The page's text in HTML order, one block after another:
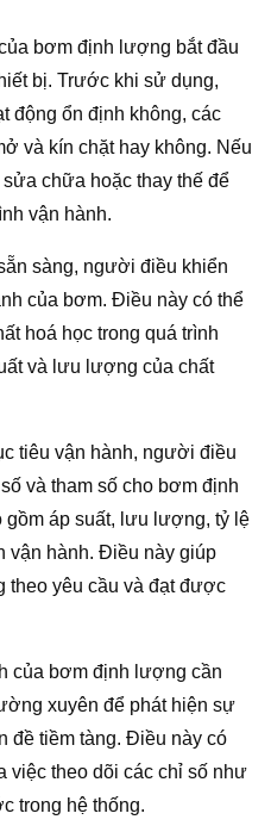
bơm định lượng bắt đầu
bị. Trước khi sử dụng,
động ổn định không, các
và kín chặt hay không. Nếu
chữa hoặc thay thế để
vận hành.
sàng, người điều khiển
của bơm. Điều này có thể
hoá học trong quá trình
và lưu lượng của chất
tiêu vận hành, người điều
và tham số cho bơm định
gồm áp suất, lưu lượng, tỷ lệ
vận hành. Điều này giúp
theo yêu cầu và đạt được
của bơm định lượng cần
xuyên để phát hiện sự
đề tiềm tàng. Điều này có
việc theo dõi các chỉ số như
trong hệ thống.